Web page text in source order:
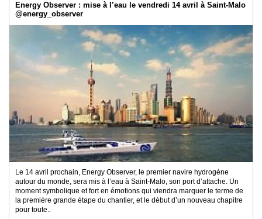
Energy Observer : mise à l’eau le vendredi 14 avril à Saint-Malo
@energy_observer
Le 14 avril prochain, Energy Observer, le premier navire hydrogène
autour du monde, sera mis à l’eau à Saint-Malo, son port d’attache. Un
moment symbolique et fort en émotions qui viendra marquer le terme de
la première grande étape du chantier, et le début d’un nouveau chapitre
pour toute..